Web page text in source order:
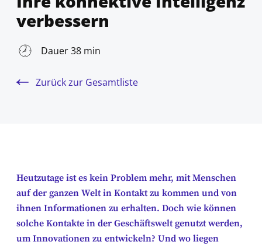
verbessern
Dauer 38 min
Zurück zur Gesamtliste
Heutzutage ist es kein Problem mehr, mit Menschen
auf der ganzen Welt in Kontakt zu kommen und von
ihnen Informationen zu erhalten. Doch wie können
solche Kontakte in der Geschäftswelt genutzt werden,
um Innovationen zu entwickeln? Und wo liegen